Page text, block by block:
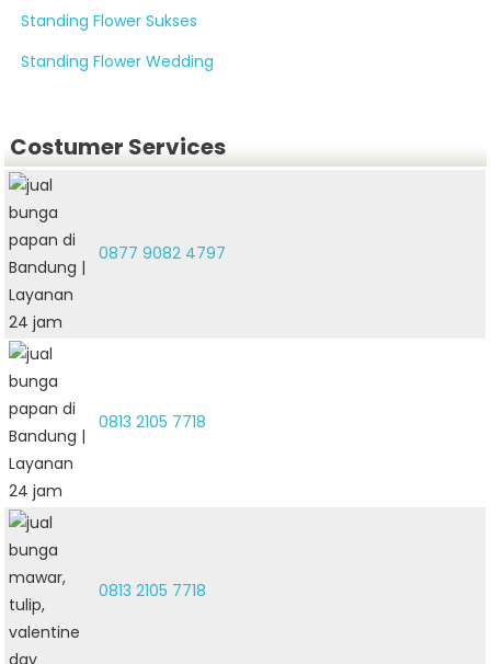
Standing Flower Sukses
Standing Flower Wedding
Costumer Services
0877 9082 4797
0813 2105 7718
0813 2105 7718